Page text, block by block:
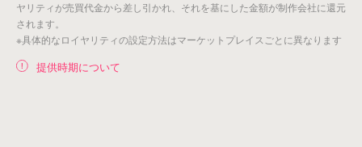
ヤリティが売買代金から差し引かれ、それを基にした金額が制作会社に還元
されます。
※具体的なロイヤリティの設定方法はマーケットプレイスごとに異なります
提供時期について